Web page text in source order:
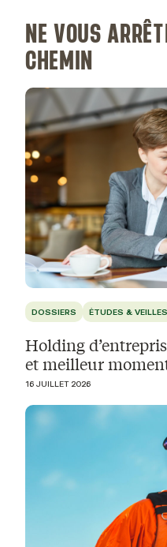
NE VOUS
CHEMIN
DOSSIERS ÉTUDES & VEILLES
Holding
et meilleur
16 JUILLET 2026